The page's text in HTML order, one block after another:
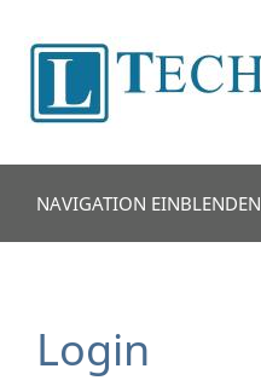
NAVIGATION EINBLENDEN
Login